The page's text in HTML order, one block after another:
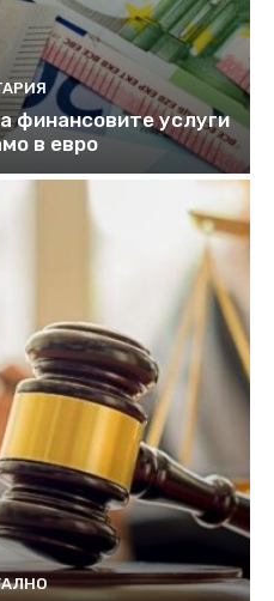
финансовите услуги
в евро